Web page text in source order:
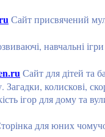
Сайт присвячений
навчальні
Сайт для дітей
для дому та
для юних